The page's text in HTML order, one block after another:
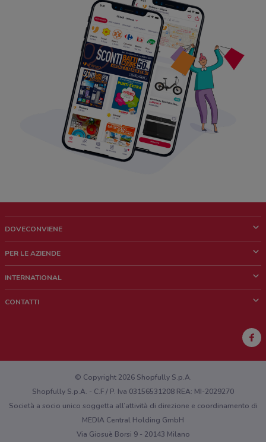
DOVECONVIENE
Chi siamo
Lavora con noi
PER LE AZIENDE
Richieste commerciali e marketing
INTERNATIONAL
CONTATTI
Hai un malfunzionamento sul web o sull'app?
© Copyright 2026 Shopfully S.p.A.
Shopfully S.p.A. - C.F / P. Iva 03156531208 REA: MI-2029270
Società a socio unico soggetta all’attività di direzione e coordinamento di
MEDIA Central Holding GmbH
Via Giosuè Borsi 9 - 20143 Milano